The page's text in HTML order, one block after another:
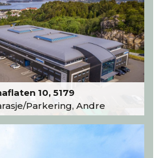
10, 5179
Parkering, Andre